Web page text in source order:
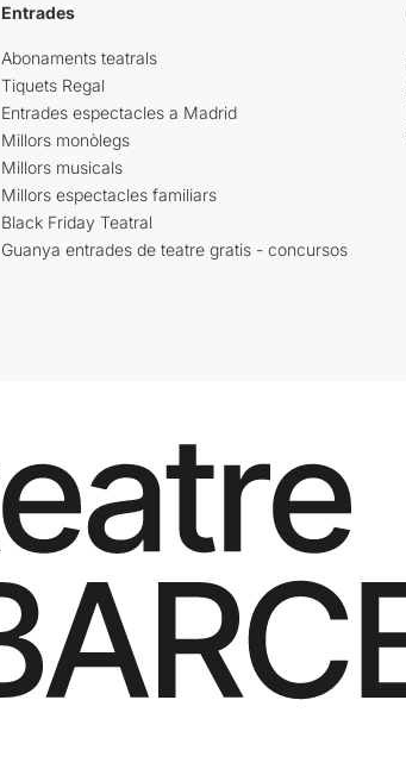
Entrades
Abonaments teatrals
Tiquets Regal
Entrades espectacles a Madrid
Millors monòlegs
Millors musicals
Millors espectacles familiars
Black Friday Teatral
Guanya entrades de teatre gratis - concursos